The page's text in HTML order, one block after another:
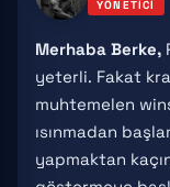
YÖNETICI
Merhaba Berke,
yeterli. Fakat
muhtemelen
ısınmadan
yapmaktan